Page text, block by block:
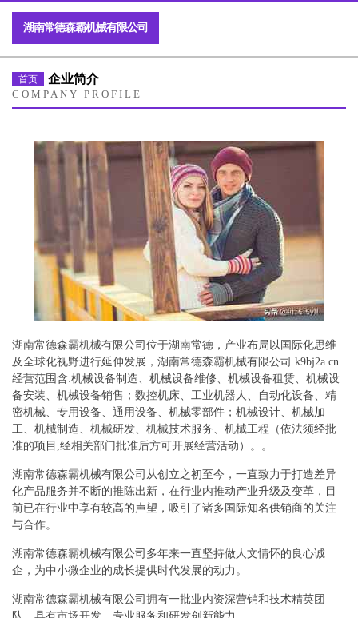
湖南常德森霸机械有限公司
首页 企业简介
COMPANY PROFILE
湖南常德森霸机械有限公司位于湖南常德，产业布局以国际化思维
及全球化视野进行延伸发展，湖南常德森霸机械有限公司 k9bj2a.cn
经营范围含:机械设备制造、机械设备维修、机械设备租赁、机械设
备安装、机械设备销售；数控机床、工业机器人、自动化设备、精
密机械、专用设备、通用设备、机械零部件；机械设计、机械加
工、机械制造、机械研发、机械技术服务、机械工程（依法须经批
准的项目,经相关部门批准后方可开展经营活动）。。
湖南常德森霸机械有限公司从创立之初至今，一直致力于打造差异
化产品服务并不断的推陈出新，在行业内推动产业升级及变革，目
前已在行业中享有较高的声望，吸引了诸多国际知名供销商的关注
与合作。
湖南常德森霸机械有限公司多年来一直坚持做人文情怀的良心诚
企，为中小微企业的成长提供时代发展的动力。
湖南常德森霸机械有限公司拥有一批业内资深营销和技术精英团